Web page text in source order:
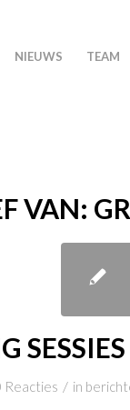
NIEUWS TEAM
VAN:
Reacties / in